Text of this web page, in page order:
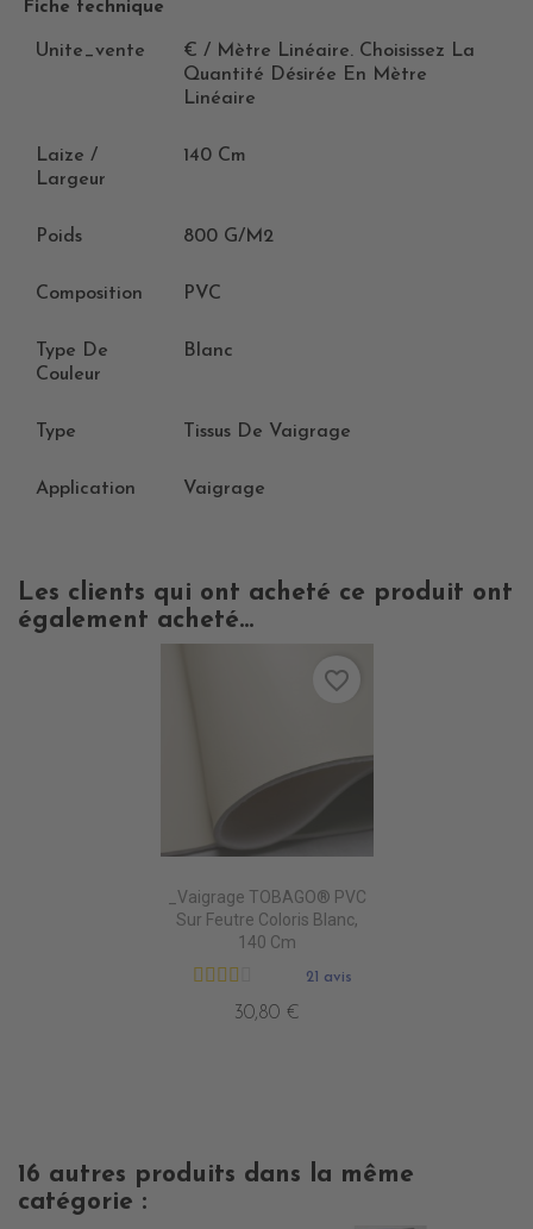
Fiche technique
Unite_vente
€ / Mètre Linéaire. Choisissez La
Quantité Désirée En Mètre
Linéaire
Laize /
Largeur
140 Cm
Poids 800 G/m2
Composition PVC
Type De
Couleur
Blanc
Type Tissus De Vaigrage
Application Vaigrage
Les clients qui ont acheté ce produit ont
également acheté...
_Vaigrage TOBAGO® PVC
Sur Feutre Coloris Blanc,
140 Cm
21 avis
30,80 €
favorite_border
16 autres produits dans la même
catégorie :